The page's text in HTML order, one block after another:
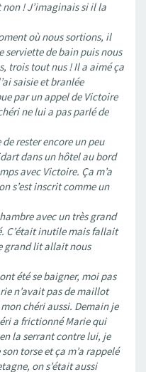
! J’imaginais si il la
où nous sortions, il
serviette de bain puis nous
trois tout nus ! Il a aimé ça
saisie et branlée
par un appel de Victoire
ne lui a pas parlé de
rester encore un peu
dans un hôtel au bord
avec Victoire. Ça m’a
s’est inscrit comme un
avec un très grand
C’était inutile mais fallait
grand lit allait nous
été se baigner, moi pas
n’avait pas de maillot
chéri aussi. Demain je
a frictionné Marie qui
la serrant contre lui, je
torse et ça m’a rappelé
on s’était aussi